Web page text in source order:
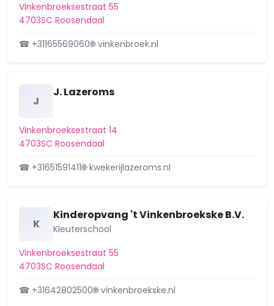
Vinkenbroeksestraat 55
4703SC Roosendaal
☎ +31165569060🌐 vinkenbroek.nl
J
J. Lazeroms
Vinkenbroeksestraat 14
4703SC Roosendaal
☎ +31651591411🌐 kwekerijlazeroms.nl
K
Kinderopvang 't Vinkenbroekske B.V.
Kleuterschool
Vinkenbroeksestraat 55
4703SC Roosendaal
☎ +31642802500🌐 vinkenbroekske.nl